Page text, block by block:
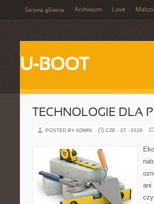
Strona główna Archiwum Love
U-BOOT
TECHNOLOGIE DLA
POSTED BY ADMIN CZE - 27 - 2026
ani